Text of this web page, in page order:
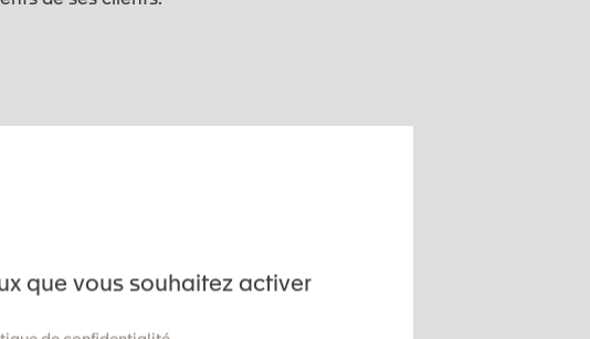
que vous souhaitez activer